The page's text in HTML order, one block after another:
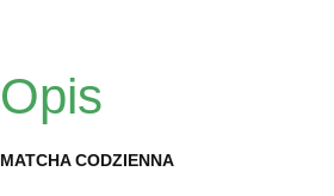
Opis
MATCHA CODZIENNA